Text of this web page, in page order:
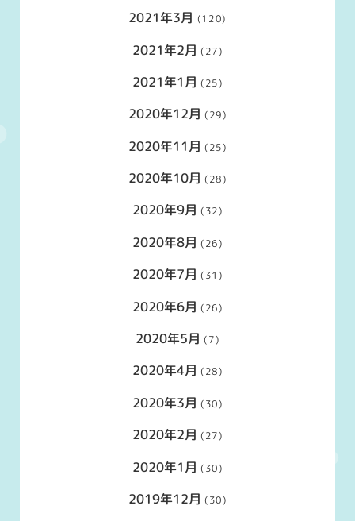
2021年3月 (120)
2021年2月 (27)
2021年1月 (25)
2020年12月 (29)
2020年11月 (25)
2020年10月 (28)
2020年9月 (32)
2020年8月 (26)
2020年7月 (31)
2020年6月 (26)
2020年5月 (7)
2020年4月 (28)
2020年3月 (30)
2020年2月 (27)
2020年1月 (30)
2019年12月 (30)